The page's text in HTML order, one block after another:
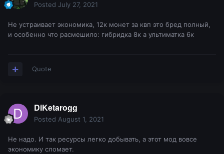
Posted July 27, 2021
Не устраивает экономика, 12к монет за квп это бред полный,
и особенно что расмешило: гибридка 8к а ультиматка 6к
Quote
DiKetarogg
Posted August 1, 2021
Не надо. И так ресурсы легко добывать, а этот мод вовсе
экономику сломает.